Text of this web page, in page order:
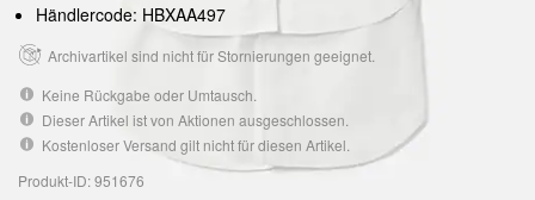
Händlercode: HBXAA497
Archivartikel sind nicht für Stornierungen geeignet.
Keine Rückgabe oder Umtausch.
Dieser Artikel ist von Aktionen ausgeschlossen.
Kostenloser Versand gilt nicht für diesen Artikel.
Produkt-ID: 951676